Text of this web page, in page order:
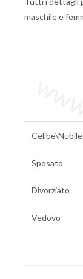
maschile e
Celibe\Nubile
Sposato
Divorziato
Vedovo